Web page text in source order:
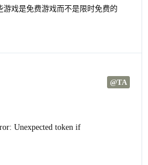
游戏是免费游戏而不是限时免费的
@TA
Unexpected token if